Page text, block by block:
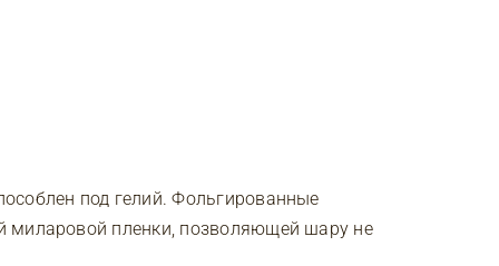
под гелий. Фольгированные
миларовой пленки, позволяющей шару не